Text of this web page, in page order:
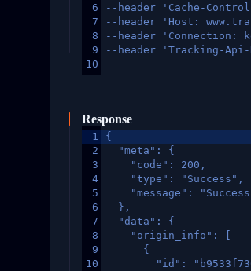
6
7
8
9
10
--header 'Cache-
--header 'Host:
--header 'Connection:
--header 'Tracking-Api-
Response
1
2
3
4
5
6
7
8
9
10
{
  "meta": {
    "code": 200,
    "type": "Success",
"message":
  },
  "data": {
    "origin_info": [
      {
"id":